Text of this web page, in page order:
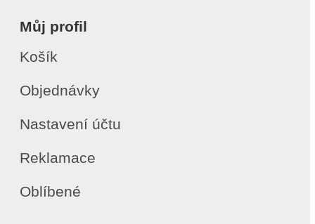
Můj profil
Košík
Objednávky
Nastavení účtu
Reklamace
Oblíbené